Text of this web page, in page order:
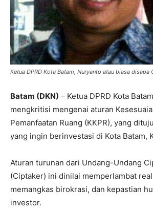
Ketua DPRD Kota Batam, Nuryanto atau biasa disapa
Batam (DKN) – Ketua DPRD Kota
mengkritisi mengenai aturan
Pemanfaatan Ruang (KKPR), yang
yang ingin berinvestasi di Kota Batam,
Aturan turunan dari Undang-Undang
(Ciptaker) ini dinilai memperlambat
memangkas birokrasi, dan kepastian
investor.